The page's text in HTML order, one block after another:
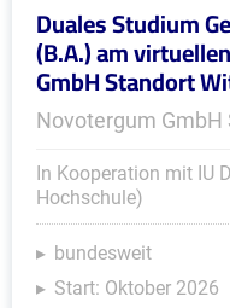
Duales Studium
(B.A.) am
GmbH Standort
Novotergum
In Kooperation mit IU
Hochschule)
bundesweit
Start: Oktober 2026